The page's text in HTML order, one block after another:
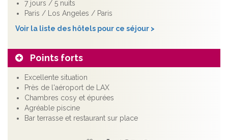
7 jours / 5 nuits
Paris / Los Angeles / Paris
Voir la liste des hôtels pour ce séjour >
Points forts
Excellente situation
Près de l'aéroport de LAX
Chambres cosy et épurées
Agréable piscine
Bar terrasse et restaurant sur place